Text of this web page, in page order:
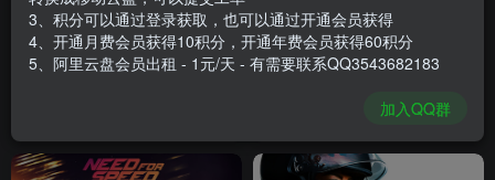
[虚拟机版]索尼克赛车 交叉世
界|Sonic Racing
[虚拟机版]刺客信条：黑旗 记
忆重置|Assassins Creed
3、积分可以通过登录获取，也可以通过开通会员获得
4、开通月费会员获得10积分，开通年费会员获得60积分
5、阿里云盘会员出租 - 1元/天 - 有需要联系QQ3543682183
加入QQ群